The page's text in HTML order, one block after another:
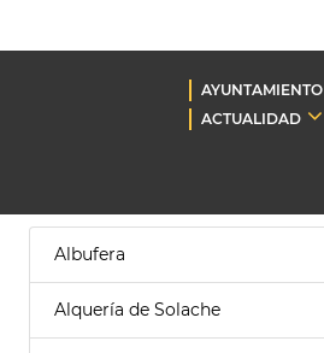
AYUNTAMIENTO
ACTUALIDAD
Albufera
Alquería de Solache